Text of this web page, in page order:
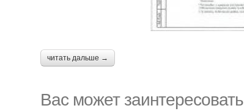
читать дальше →
Вас может заинтересовать